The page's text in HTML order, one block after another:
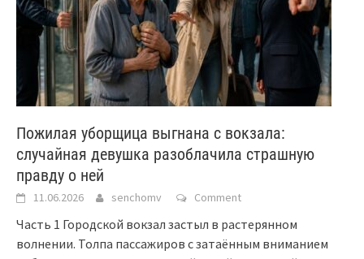
Пожилая уборщица выгнана с вокзала:
случайная девушка разоблачила страшную
правду о ней
11.06.2026 senchomv Comment
Часть 1 Городской вокзал застыл в растерянном
волнении. Толпа пассажиров с затаённым вниманием